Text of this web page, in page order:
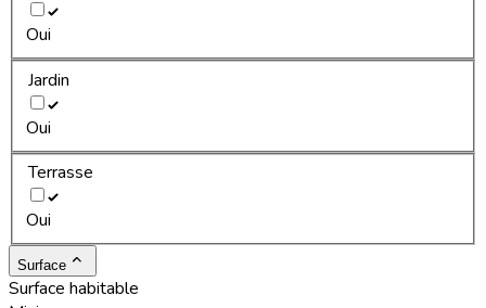
Oui
Jardin
Oui
Terrasse
Oui
Surface
Surface habitable